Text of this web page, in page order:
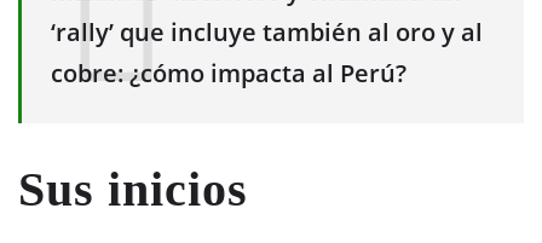
‘rally’ que incluye también al oro y al
cobre: ¿cómo impacta al Perú?
Sus inicios